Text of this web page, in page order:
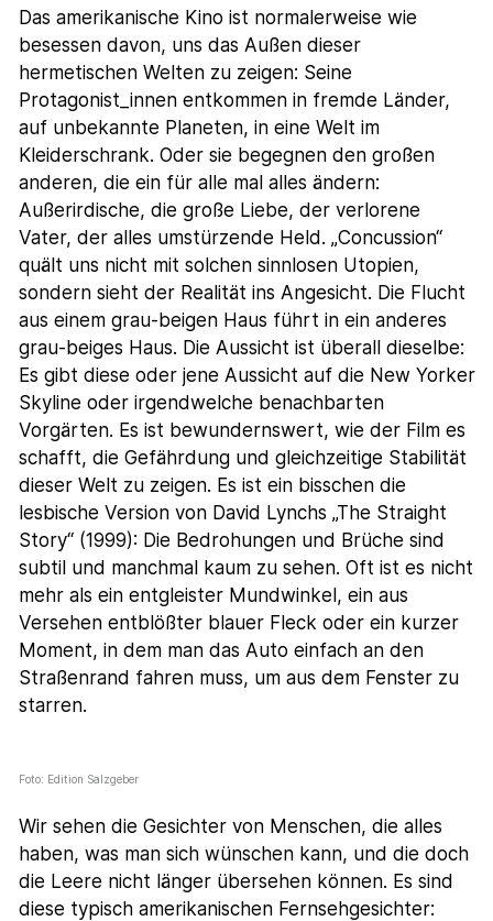
Das amerikanische Kino ist normalerweise wie
besessen davon, uns das Außen dieser
hermetischen Welten zu zeigen: Seine
Protagonist_innen entkommen in fremde Länder,
auf unbekannte Planeten, in eine Welt im
Kleiderschrank. Oder sie begegnen den großen
anderen, die ein für alle mal alles ändern:
Außerirdische, die große Liebe, der verlorene
Vater, der alles umstürzende Held. „Concussion“
quält uns nicht mit solchen sinnlosen Utopien,
sondern sieht der Realität ins Angesicht. Die Flucht
aus einem grau-beigen Haus führt in ein anderes
grau-beiges Haus. Die Aussicht ist überall dieselbe:
Es gibt diese oder jene Aussicht auf die New Yorker
Skyline oder irgendwelche benachbarten
Vorgärten. Es ist bewundernswert, wie der Film es
schafft, die Gefährdung und gleichzeitige Stabilität
dieser Welt zu zeigen. Es ist ein bisschen die
lesbische Version von David Lynchs „The Straight
Story“ (1999): Die Bedrohungen und Brüche sind
subtil und manchmal kaum zu sehen. Oft ist es nicht
mehr als ein entgleister Mundwinkel, ein aus
Versehen entblößter blauer Fleck oder ein kurzer
Moment, in dem man das Auto einfach an den
Straßenrand fahren muss, um aus dem Fenster zu
starren.
Foto: Edition Salzgeber
Wir sehen die Gesichter von Menschen, die alles
haben, was man sich wünschen kann, und die doch
die Leere nicht länger übersehen können. Es sind
diese typisch amerikanischen Fernsehgesichter: